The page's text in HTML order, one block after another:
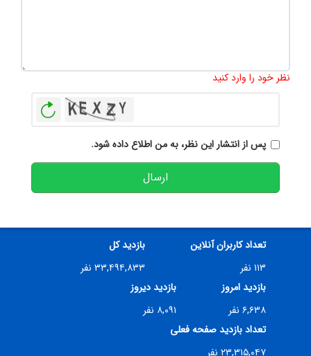
نظر خود را وارد کنید
پس از انتشار این نظر، به من اطلاع داده شود.
ارسال
تعداد کاربران آنلاین
۱۱۳ نفر
بازدید کل
۳۳,۴۹۴,۸۳۳ نفر
بازدید امروز
۶,۶۳۸ نفر
بازدید دیروز
۸,۰۹۱ نفر
تعداد بازدید صفحه فعلی
۲۳,۳۱۵,۰۴۷ نفر